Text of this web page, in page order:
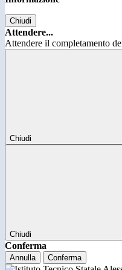
Chiudi
Attendere...
Attendere il completamento
Chiudi
Chiudi
Conferma
Annulla Conferma